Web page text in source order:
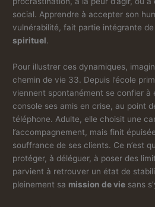
social. Apprendre à accepter son
vulnérabilité, fait partie intégrante
spirituel.
Pour illustrer ces dynamiques,
chemin de vie 33. Depuis l’école
viennent spontanément se confier à
console ses amis en crise, au point
téléphone. Adulte, elle choisit une
l’accompagnement, mais finit
souffrance de ses clients. Ce n’est
protéger, à déléguer, à poser des
parvient à retrouver un état de
pleinement sa mission de vie sans